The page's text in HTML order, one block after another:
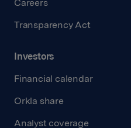
Careers
Transparency Act
Investors
Financial calendar
Orkla share
Analyst coverage